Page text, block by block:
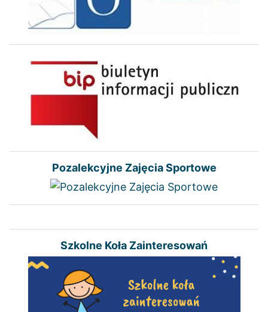
Pozalekcyjne Zajęcia Sportowe
Szkolne Koła Zainteresowań